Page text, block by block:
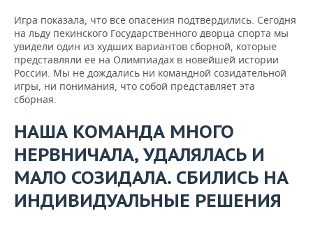
Игра показала, что все опасения подтвердились. Сегодня
на льду пекинского Государственного дворца спорта мы
увидели один из худших вариантов сборной, которые
представляли ее на Олимпиадах в новейшей истории
России. Мы не дождались ни командной созидательной
игры, ни понимания, что собой представляет эта
сборная.
НАША КОМАНДА МНОГО
НЕРВНИЧАЛА, УДАЛЯЛАСЬ И
МАЛО СОЗИДАЛА. СБИЛИСЬ НА
ИНДИВИДУАЛЬНЫЕ РЕШЕНИЯ